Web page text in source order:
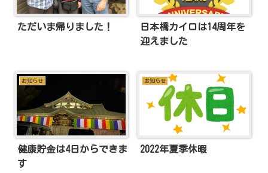
ただいま帰りました！
日本橋カイロは14周年を
迎えました
お知らせ
健康貯金は4日からできま
す
お知らせ
2022年夏季休暇